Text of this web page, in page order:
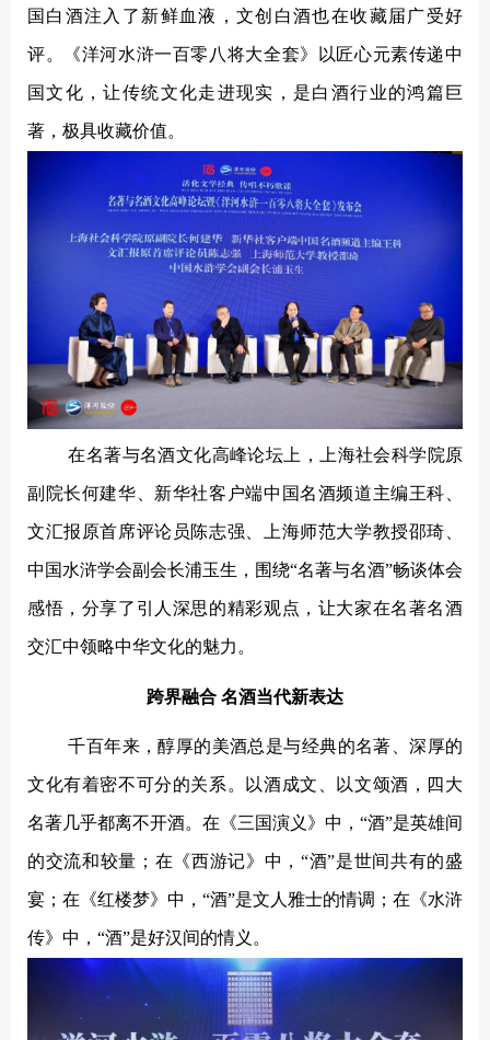
国白酒注入了新鲜血液，文创白酒也在收藏届广受好
评。《洋河水浒一百零八将大全套》以匠心元素传递中
国文化，让传统文化走进现实，是白酒行业的鸿篇巨
著，极具收藏价值。
在名著与名酒文化高峰论坛上，上海社会科学院原
副院长何建华、新华社客户端中国名酒频道主编王科、
文汇报原首席评论员陈志强、上海师范大学教授邵琦、
中国水浒学会副会长浦玉生，围绕“名著与名酒”畅谈体会
感悟，分享了引人深思的精彩观点，让大家在名著名酒
交汇中领略中华文化的魅力。
跨界融合 名酒当代新表达
千百年来，醇厚的美酒总是与经典的名著、深厚的
文化有着密不可分的关系。以酒成文、以文颂酒，四大
名著几乎都离不开酒。在《三国演义》中， “酒”是英雄间
的交流和较量；在《西游记》中，“酒”是世间共有的盛
宴；在《红楼梦》中，“酒”是文人雅士的情调；在《水浒
传》中，“酒”是好汉间的情义。